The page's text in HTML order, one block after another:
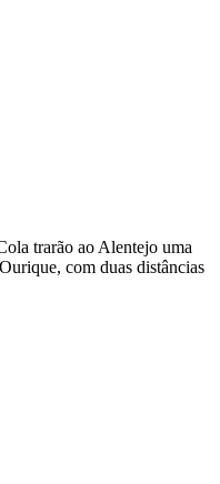
trarão ao Alentejo uma
com duas distâncias